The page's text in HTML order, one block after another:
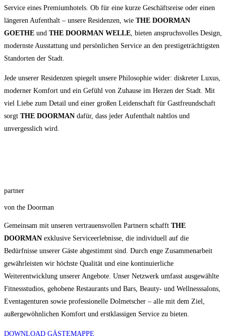
Service eines Premiumhotels. Ob für eine kurze Geschäftsreise oder einen
längeren Aufenthalt – unsere Residenzen, wie THE DOORMAN
GOETHE und THE DOORMAN WELLE, bieten anspruchsvolles Design,
modernste Ausstattung und persönlichen Service an den prestigeträchtigsten
Standorten der Stadt.
Jede unserer Residenzen spiegelt unsere Philosophie wider: diskreter Luxus,
moderner Komfort und ein Gefühl von Zuhause im Herzen der Stadt. Mit
viel Liebe zum Detail und einer großen Leidenschaft für Gastfreundschaft
sorgt THE DOORMAN dafür, dass jeder Aufenthalt nahtlos und
unvergesslich wird.
partner
von the Doorman
Gemeinsam mit unseren vertrauensvollen Partnern schafft THE
DOORMAN exklusive Serviceerlebnisse, die individuell auf die
Bedürfnisse unserer Gäste abgestimmt sind. Durch enge Zusammenarbeit
gewährleisten wir höchste Qualität und eine kontinuierliche
Weiterentwicklung unserer Angebote. Unser Netzwerk umfasst ausgewählte
Fitnessstudios, gehobene Restaurants und Bars, Beauty- und Wellnesssalons,
Eventagenturen sowie professionelle Dolmetscher – alle mit dem Ziel,
außergewöhnlichen Komfort und erstklassigen Service zu bieten.
DOWNLOAD GÄSTEMAPPE